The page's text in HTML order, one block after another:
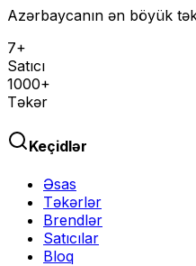
Azərbaycanın ən böyük
7+
Satıcı
1000+
Təkər
Keçidlər
Əsas
Təkərlər
Brendlər
Satıcılar
Bloq